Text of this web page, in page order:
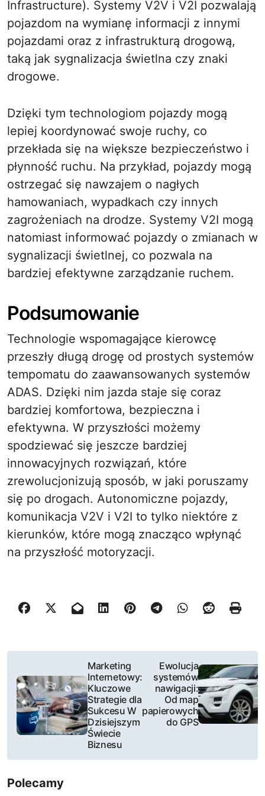
Infrastructure). Systemy V2V i V2I pozwalają
pojazdom na wymianę informacji z innymi
pojazdami oraz z infrastrukturą drogową,
taką jak sygnalizacja świetlna czy znaki
drogowe.
Dzięki tym technologiom pojazdy mogą
lepiej koordynować swoje ruchy, co
przekłada się na większe bezpieczeństwo i
płynność ruchu. Na przykład, pojazdy mogą
ostrzegać się nawzajem o nagłych
hamowaniach, wypadkach czy innych
zagrożeniach na drodze. Systemy V2I mogą
natomiast informować pojazdy o zmianach w
sygnalizacji świetlnej, co pozwala na
bardziej efektywne zarządzanie ruchem.
Podsumowanie
Technologie wspomagające kierowcę
przeszły długą drogę od prostych systemów
tempomatu do zaawansowanych systemów
ADAS. Dzięki nim jazda staje się coraz
bardziej komfortowa, bezpieczna i
efektywna. W przyszłości możemy
spodziewać się jeszcze bardziej
innowacyjnych rozwiązań, które
zrewolucjonizują sposób, w jaki poruszamy
się po drogach. Autonomiczne pojazdy,
komunikacja V2V i V2I to tylko niektóre z
kierunków, które mogą znacząco wpłynąć
na przyszłość motoryzacji.
w
g
a
Marketing
Internetowy:
Kluczowe
Strategie dla
Sukcesu W
Dzisiejszym
Świecie
Biznesu
Ewolucja
systemów
nawigacji:
Od map
papierowych
do GPS
Polecamy